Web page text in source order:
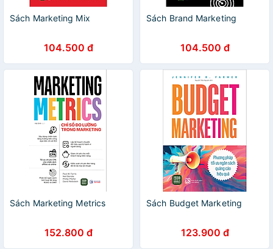
Sách Marketing Mix
104.500 đ
Sách Brand Marketing
104.500 đ
Sách Marketing Metrics
152.800 đ
Sách Budget Marketing
123.900 đ